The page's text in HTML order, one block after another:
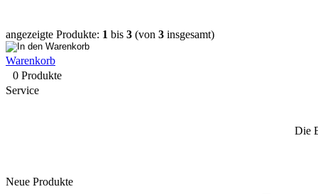
angezeigte Produkte: 1 bis 3 (von 3 insgesamt)
Warenkorb
0 Produkte
Service
Die
Neue Produkte